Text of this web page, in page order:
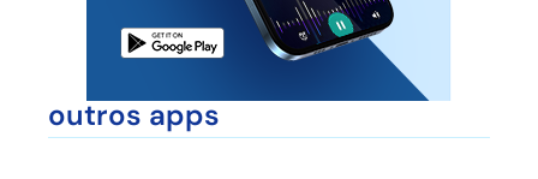
outros apps